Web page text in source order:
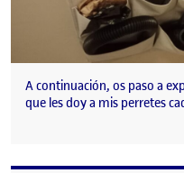
A continuación, os paso a
que les doy a mis perretes